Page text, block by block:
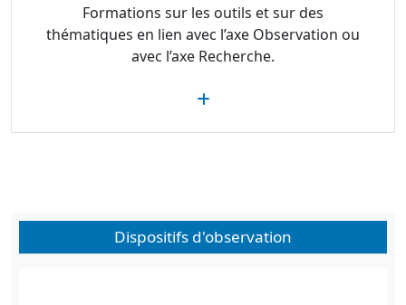
Formations sur les outils et sur des
thématiques en lien avec l’axe Observation ou
avec l’axe Recherche.
Dispositifs d'observation